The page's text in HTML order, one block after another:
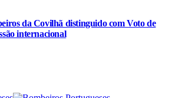
da Covilhã distinguido com Voto de
internacional